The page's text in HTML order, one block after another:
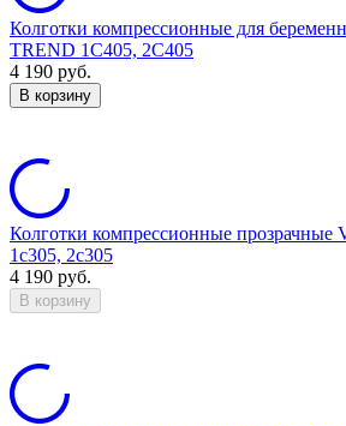
Колготки компрессионные для
TREND 1C405, 2C405
4 190 руб.
В корзину
Колготки компрессионные
1c305, 2c305
4 190 руб.
В корзину